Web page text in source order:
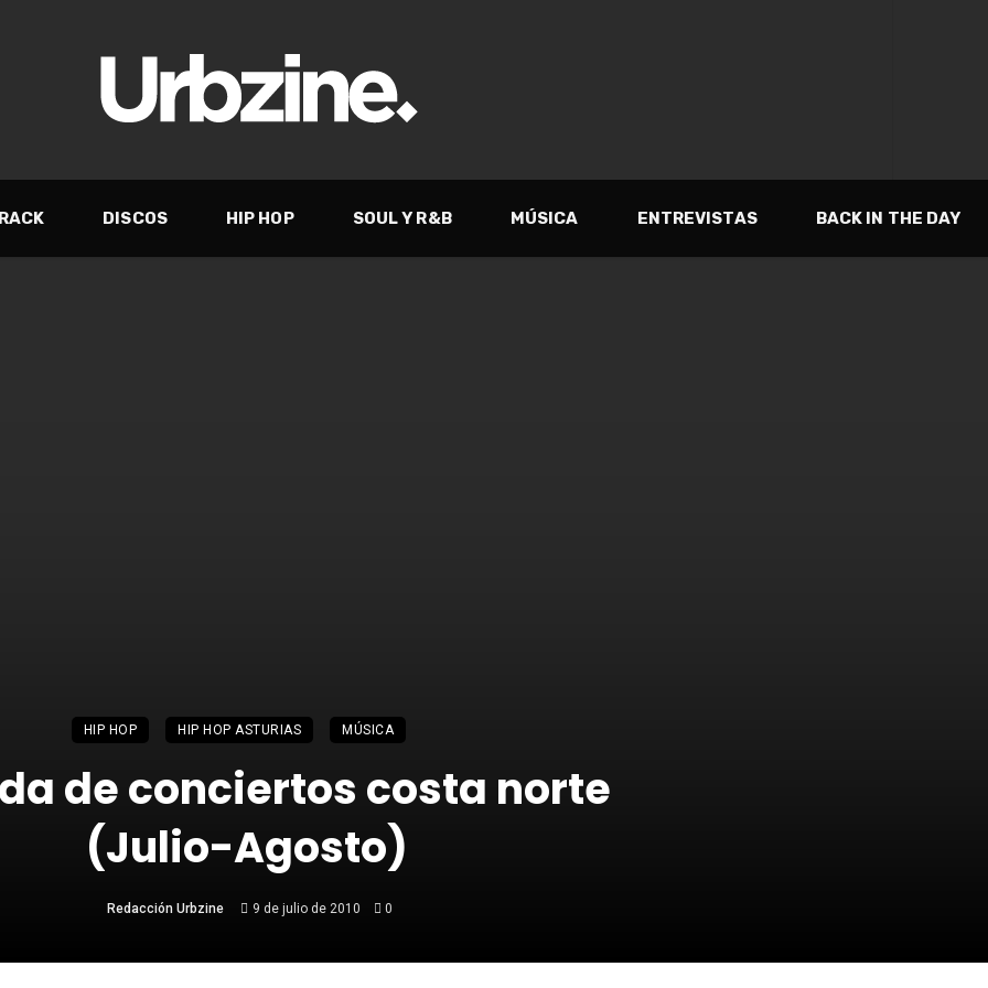
DISCOS HIP HOP SOUL Y R&B MÚSICA ENTREVISTAS BACK IN THE DAY
HIP HOP HIP HOP ASTURIAS MÚSICA
de conciertos costa norte
(Julio-Agosto)
Redacción Urbzine 9 de julio de 2010 0